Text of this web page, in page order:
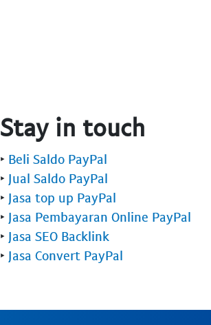
Stay in touch
‣ Beli Saldo PayPal
‣ Jual Saldo PayPal
‣ Jasa top up PayPal
‣ Jasa Pembayaran Online PayPal
‣ Jasa SEO Backlink
‣ Jasa Convert PayPal